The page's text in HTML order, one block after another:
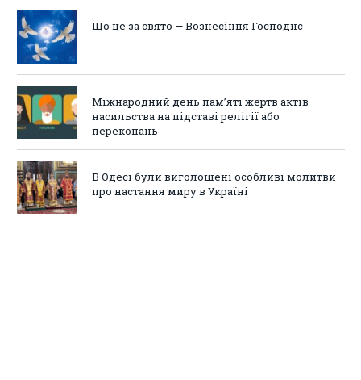
Що це за свято — Вознесіння Господнє
Міжнародний день пам’яті жертв актів
насильства на підставі релігії або
переконань
В Одесі були виголошені особливі молитви
про настання миру в Україні